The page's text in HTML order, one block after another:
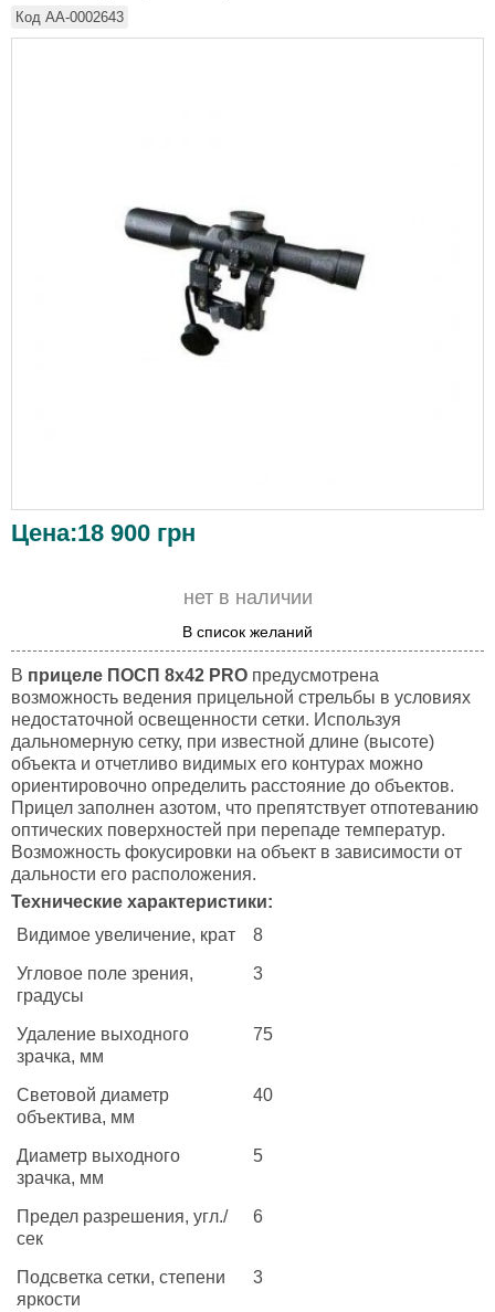
Код AA-0002643
Цена:18 900 грн
нет в наличии
В список желаний
В прицеле ПОСП 8х42 PRO предусмотрена
возможность ведения прицельной стрельбы в условиях
недостаточной освещенности сетки. Используя
дальномерную сетку, при известной длине (высоте)
объекта и отчетливо видимых его контурах можно
ориентировочно определить расстояние до объектов.
Прицел заполнен азотом, что препятствует отпотеванию
оптических поверхностей при перепаде температур.
Возможность фокусировки на объект в зависимости от
дальности его расположения.
Технические характеристики:
Видимое увеличение, крат
8
Угловое поле зрения,
градусы
3
Удаление выходного
зрачка, мм
75
Световой диаметр
объектива, мм
40
Диаметр выходного
зрачка, мм
5
Предел разрешения, угл./
сек
6
Подсветка сетки, степени
яркости
3